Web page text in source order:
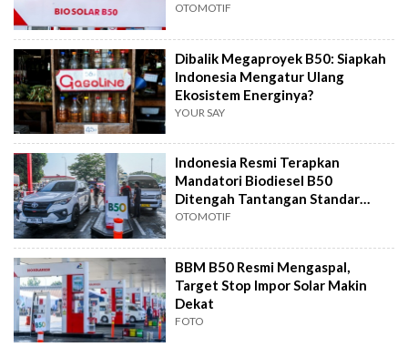
OTOMOTIF
Dibalik Megaproyek B50: Siapkah
Indonesia Mengatur Ulang
Ekosistem Energinya?
YOUR SAY
Indonesia Resmi Terapkan
Mandatori Biodiesel B50
Ditengah Tantangan Standar
Mesin Otomotif Nasional
OTOMOTIF
BBM B50 Resmi Mengaspal,
Target Stop Impor Solar Makin
Dekat
FOTO